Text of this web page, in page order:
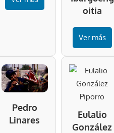
oitia
Ver más
Pedro
Linares
Eulalio
González